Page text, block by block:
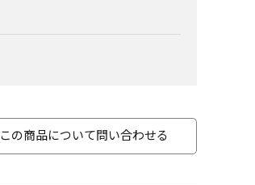
この商品について問い合わせる